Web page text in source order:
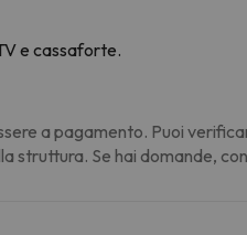
e cassaforte.
a pagamento. Puoi
struttura. Se hai domande,